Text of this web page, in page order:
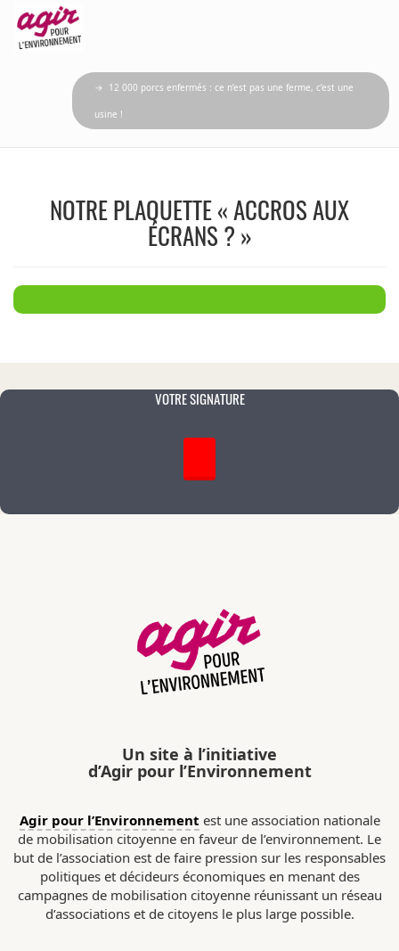
→ 12 000 porcs enfermés : ce n’est pas une ferme, c’est une
usine !
NOTRE PLAQUETTE « ACCROS AUX
ÉCRANS ? »
VOTRE SIGNATURE
Un site à l’initiative
d’Agir pour l’Environnement
Agir pour l’Environnement est une association nationale
de mobilisation citoyenne en faveur de l’environnement. Le
but de l’association est de faire pression sur les responsables
politiques et décideurs économiques en menant des
campagnes de mobilisation citoyenne réunissant un réseau
d’associations et de citoyens le plus large possible.